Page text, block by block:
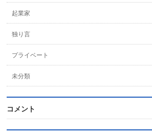
起業家
独り言
プライベート
未分類
コメント